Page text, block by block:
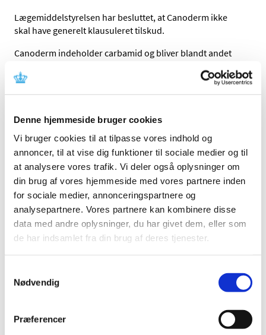
Denne hjemmeside bruger cookies
Vi bruger cookies til at tilpasse vores indhold og
annoncer, til at vise dig funktioner til sociale medier og til
at analysere vores trafik. Vi deler også oplysninger om
din brug af vores hjemmeside med vores partnere inden
for sociale medier, annonceringspartnere og
analysepartnere. Vores partnere kan kombinere disse
data med andre oplysninger, du har givet dem, eller som
de har indsamlet fra din brug af deres tjenester.
Nødvendig
Præferencer
Lægemiddelstyrelsen har besluttet, at Canoderm ikke
skal have generelt klausuleret tilskud.
Canoderm indeholder carbamid og bliver blandt andet
Canoderm får ikke generelt klausuleret tilskud, fordi vi
ordineret til patienter med tør hud uden samtidig
tilstedeværelse af en hudsygdom.
Links
Lægemiddelstyrelsens afgørelse om generelt klausuleret
tilskud til Canoderm
Medicintilskudsnævnets indstilling vedr Canoderm
Emner
Relateret indhold